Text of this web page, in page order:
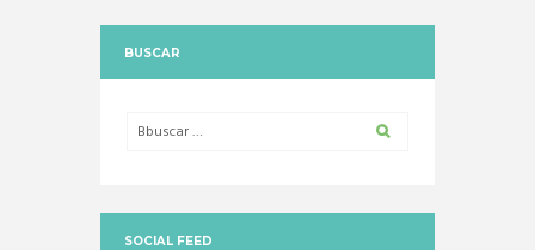
BUSCAR
SOCIAL FEED